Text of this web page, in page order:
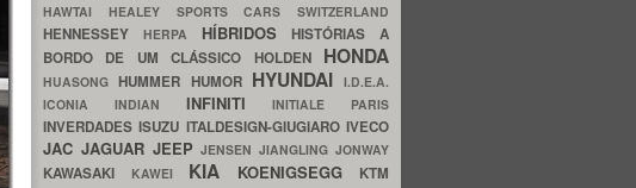
HAWTAI HEALEY SPORTS CARS SWITZERLAND
HENNESSEY HERPA HÍBRIDOSHISTÓRIAS A
BORDO DE UM CLÁSSICO HOLDEN HONDA
HUASONGHUMMER HUMOR HYUNDAI I.D.E.A.
ICONIA INDIAN INFINITIINITIALE PARIS
INVERDADESISUZU ITALDESIGN-GIUGIAROIVECO
JAC JAGUAR JEEPJENSENJIANGLINGJONWAY
KAWASAKI KAWEI KIA KOENIGSEGG KTM